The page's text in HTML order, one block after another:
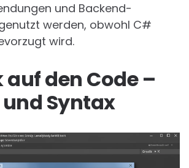
und Backend-
werden, obwohl C#
wird.
auf den Code –
Syntax